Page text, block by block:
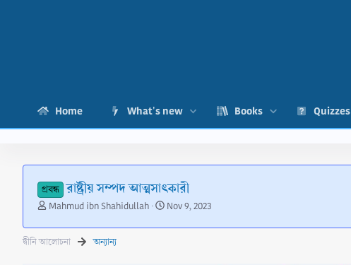
Home What's new Books Quizzes
প্রবন্ধ রাষ্ট্রীয় সম্পদ আত্মসাৎকারী
T
r
e
Mahmud ibn Shahidullah
S
a
Nov 9, 2023
দ্বীনি আলোচনা অন্যান্য